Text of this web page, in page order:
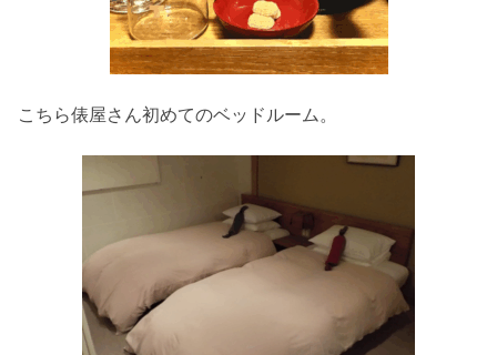
こちら俵屋さん初めてのベッドルーム。